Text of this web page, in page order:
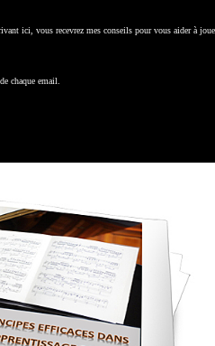
Marie-Cécile !
ici, vous recevrez mes conseils pour vous aider à
chaque email.